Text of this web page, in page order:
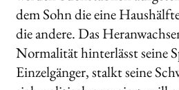
dem Sohn die eine
die andere. Das
Normalität hinterlässt seine
Einzelgänger, stalkt seine